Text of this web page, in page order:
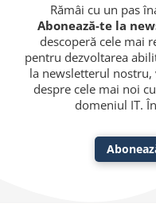
Rămâi cu un pas
Abonează-te la
descoperă cele mai
pentru dezvoltarea
la newsletterul
despre cele mai noi
domeniul IT.